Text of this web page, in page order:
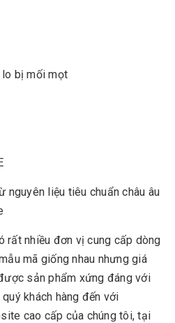
bị mối mọt
nguyên liệu tiêu chuẩn châu âu
rất nhiều đơn vị cung cấp dòng
mã giống nhau nhưng giá
sản phẩm xứng đáng với
khách hàng đến với
cao cấp của chúng tôi, tại